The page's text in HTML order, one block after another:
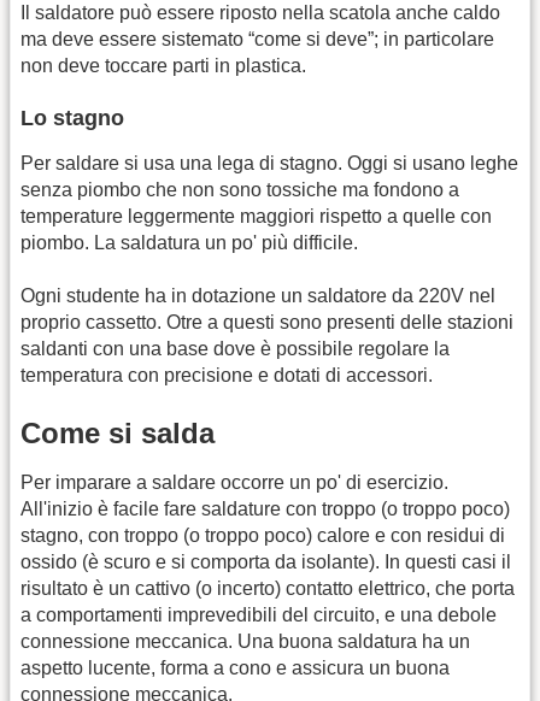
Il saldatore può essere riposto nella scatola anche caldo
ma deve essere sistemato “come si deve”; in particolare
non deve toccare parti in plastica.
Lo stagno
Per saldare si usa una lega di stagno. Oggi si usano leghe
senza piombo che non sono tossiche ma fondono a
temperature leggermente maggiori rispetto a quelle con
piombo. La saldatura un po' più difficile.
Ogni studente ha in dotazione un saldatore da 220V nel
proprio cassetto. Otre a questi sono presenti delle stazioni
saldanti con una base dove è possibile regolare la
temperatura con precisione e dotati di accessori.
Come si salda
Per imparare a saldare occorre un po' di esercizio.
All'inizio è facile fare saldature con troppo (o troppo poco)
stagno, con troppo (o troppo poco) calore e con residui di
ossido (è scuro e si comporta da isolante). In questi casi il
risultato è un cattivo (o incerto) contatto elettrico, che porta
a comportamenti imprevedibili del circuito, e una debole
connessione meccanica. Una buona saldatura ha un
aspetto lucente, forma a cono e assicura un buona
connessione meccanica.